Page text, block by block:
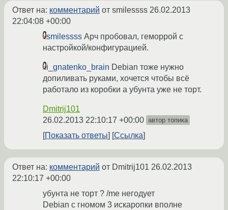
Ответ на: комментарий от smilessss 26.02.2013
22:04:08 +00:00
smilessss Арч пробовал, геморрой с
настройкой/конфигурацией.
i_gnatenko_brain Debian тоже нужно
допиливать руками, хочется чтобы всё
работало из коробки а убунта уже не торт.
Dmitrij101
26.02.2013 22:10:17 +00:00 автор топика
Показать ответы Ссылка
Ответ на: комментарий от Dmitrij101 26.02.2013
22:10:17 +00:00
убунта не торт ? /me негодует
Debian с гномом 3 искаропки вполне